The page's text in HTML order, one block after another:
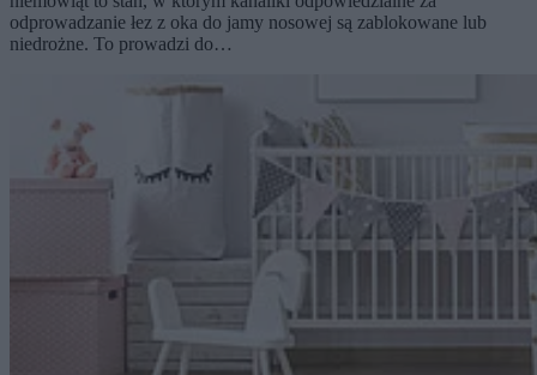
odprowadzanie łez z oka do jamy nosowej są zablokowane lub
niedrożne. To prowadzi do…